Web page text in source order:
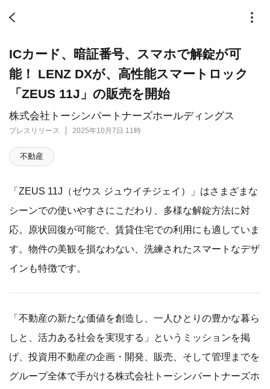
株式会社トーシンパートナーズホールディングス
プレスリリース 2025年10月7日 11時
ICカード、暗証番号、スマホで解錠が可
能！ LENZ DXが、高性能スマートロック
「ZEUS 11J」の販売を開始
不動産
「ZEUS 11J（ゼウス ジュウイチジェイ）」はさまざまな
シーンでの使いやすさにこだわり、多様な解錠方法に対
応。原状回復が可能で、賃貸住宅での利用にも適していま
す。物件の美観を損なわない、洗練されたスマートなデザ
インも特徴です。
「不動産の新たな価値を創造し、一人ひとりの豊かな暮ら
しと、活力ある社会を実現する」というミッションを掲
げ、投資用不動産の企画・開発、販売、そして管理までを
グループ全体で手がける株式会社トーシンパートナーズホ